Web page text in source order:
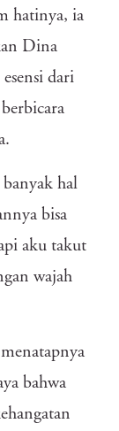
hatinya, ia
Dina
dari
hal
bisa
aku takut
wajah
bahwa